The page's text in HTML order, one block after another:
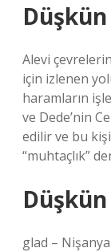
Alevi
için izlenen
haramların
ve Dede’nin
edilir ve bu
“muhtaçlık”
glad –